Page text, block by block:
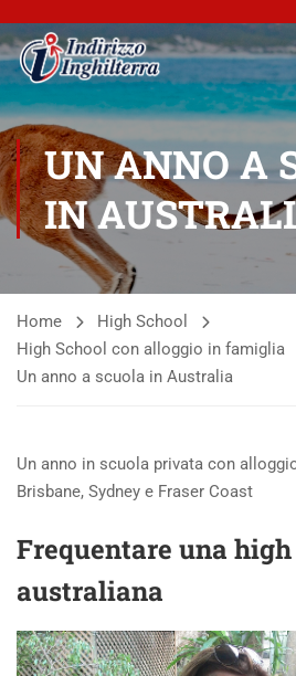
UN ANNO A
IN
Home
High School
High School con alloggio in famiglia
Un anno a scuola in Australia
Un anno in scuola privata con
Brisbane, Sydney e Fraser Coast
Frequentare una
australiana